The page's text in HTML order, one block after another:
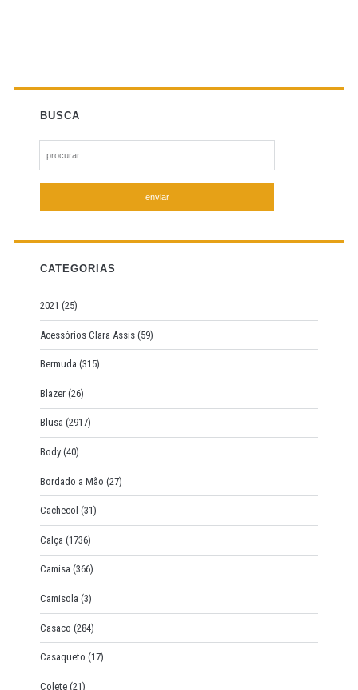
BUSCA
e
h
f
r
:
CATEGORIAS
2021 (25)
Acessórios Clara Assis (59)
Bermuda (315)
Blazer (26)
Blusa (2917)
Body (40)
Bordado a Mão (27)
Cachecol (31)
Calça (1736)
Camisa (366)
Camisola (3)
Casaco (284)
Casaqueto (17)
Colete (21)